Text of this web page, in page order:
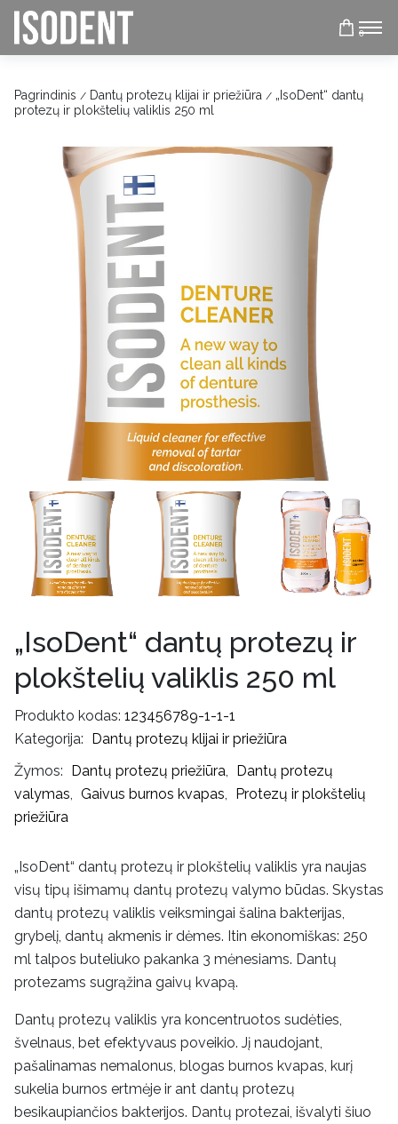
0
Pagrindinis / Dantų protezų klijai ir priežiūra / „IsoDent“ dantų
protezų ir plokštelių valiklis 250 ml
„IsoDent“ dantų protezų ir
plokštelių valiklis 250 ml
„IsoDent“ dantų protezų ir plokštelių valiklis yra naujas
visų tipų išimamų dantų protezų valymo būdas. Skystas
dantų protezų valiklis veiksmingai šalina bakterijas,
grybelį, dantų akmenis ir dėmes. Itin ekonomiškas: 250
ml talpos buteliuko pakanka 3 mėnesiams. Dantų
protezams sugrąžina gaivų kvapą.
Dantų protezų valiklis yra koncentruotos sudėties,
švelnaus, bet efektyvaus poveikio. Jį naudojant,
pašalinamas nemalonus, blogas burnos kvapas, kurį
sukelia burnos ertmėje ir ant dantų protezų
besikaupiančios bakterijos. Dantų protezai, išvalyti šiuo
Produkto kodas: 123456789-1-1-1
Kategorija: Dantų protezų klijai ir priežiūra
Žymos: Dantų protezų priežiūra, Dantų protezų
valymas, Gaivus burnos kvapas, Protezų ir plokštelių
priežiūra